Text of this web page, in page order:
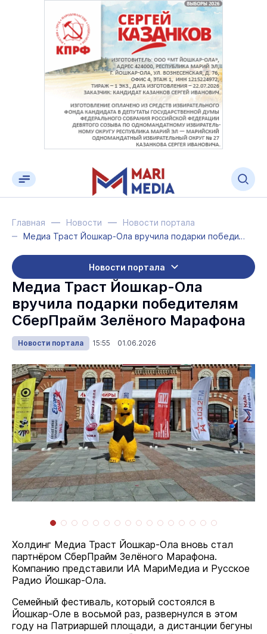
Главная Новости
Новости портала
Медиа Траст Йошкар-Ола вручила подарки победителям СберПрайм Зелёного Марафона
Новости портала
Медиа Траст Йошкар-Ола
вручила подарки победителям
СберПрайм Зелёного Марафона
Новости портала 15:55 01.06.2026
Холдинг Медиа Траст Йошкар-Ола вновь стал
партнёром СберПрайм Зелёного Марафона.
Компанию представили ИА МариМедиа и Русское
Радио Йошкар-Ола.
Семейный фестиваль, который состоялся в
Йошкар-Оле в восьмой раз, развернулся в этом
году на Патриаршей площади, а дистанции бегуны